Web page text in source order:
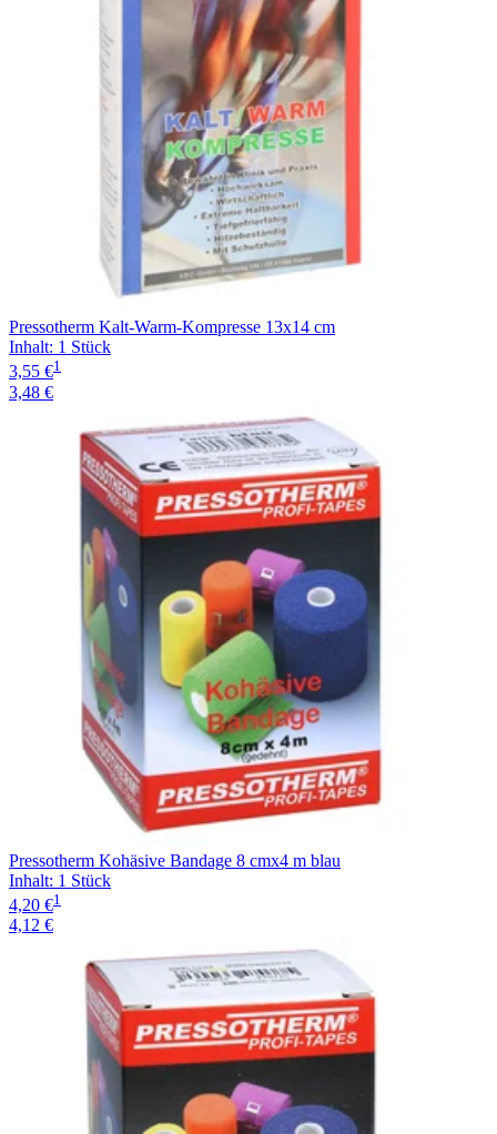
Pressotherm Kalt-Warm-Kompresse 13x14 cm
Inhalt: 1 Stück
3,55 €1
3,48 €
Pressotherm Kohäsive Bandage 8 cmx4 m blau
Inhalt: 1 Stück
4,20 €1
4,12 €